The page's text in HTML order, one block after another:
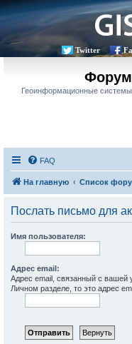
Twitter
Геоинформационные
FAQ
На главную Список
Послать письмо для
Имя пользователя:
Адрес email:
Адрес email, связанный с вашей
Личном разделе, то это адрес